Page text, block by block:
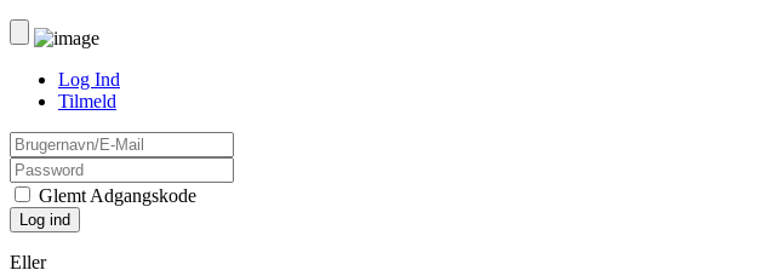
Log Ind
Tilmeld
Glemt Adgangskode
Eller